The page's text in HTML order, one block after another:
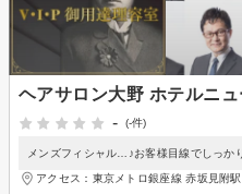
ヘアサロン大野 ホテルニ
-
(-件)
メンズフィシャル…♪お客様目線でしっか
アクセス：東京メトロ銀座線 赤坂見附